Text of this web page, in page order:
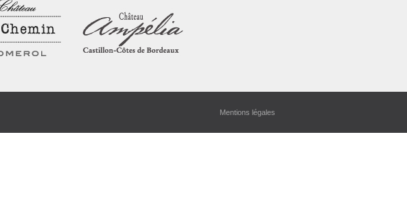
Mentions légales